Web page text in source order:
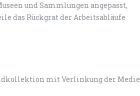
und Sammlungen angepasst,
das Rückgrat der Arbeitsabläufe
mit Verlinkung der